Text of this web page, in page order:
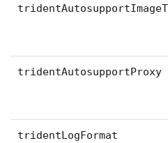
tridentAutosupportProxy
tridentLogFormat